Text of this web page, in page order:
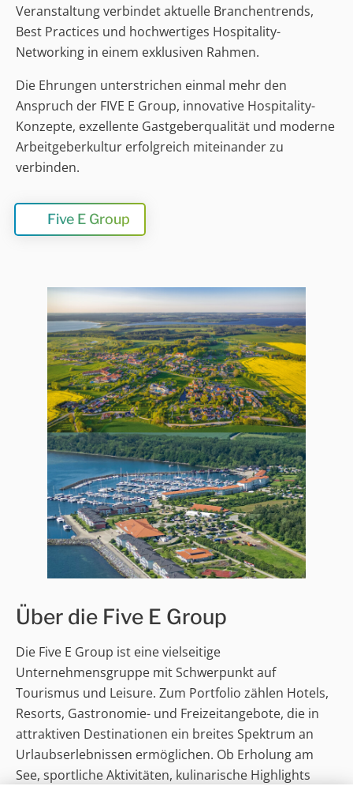
Veranstaltung verbindet aktuelle Branchentrends,
Best Practices und hochwertiges Hospitality-
Networking in einem exklusiven Rahmen.
Die Ehrungen unterstrichen einmal mehr den
Anspruch der FIVE E Group, innovative Hospitality-
Konzepte, exzellente Gastgeberqualität und moderne
Arbeitgeberkultur erfolgreich miteinander zu
verbinden.
Five E Group
Über die Five E Group
Die Five E Group ist eine vielseitige
Unternehmensgruppe mit Schwerpunkt auf
Tourismus und Leisure. Zum Portfolio zählen Hotels,
Resorts, Gastronomie- und Freizeitangebote, die in
attraktiven Destinationen ein breites Spektrum an
Urlaubserlebnissen ermöglichen. Ob Erholung am
See, sportliche Aktivitäten, kulinarische Highlights